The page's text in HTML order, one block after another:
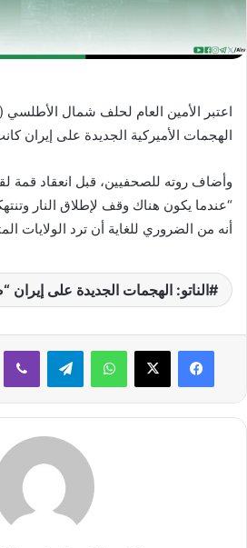
اعتبر الأمين العام لحلف شمال الأطلسي
الهجمات الأميركية ‌الجديدة على ‌إيران
وأضاف روته للصحفيين، ‌قبل ‌انعقاد ⁠قمة
“عندما يكون ⁠هناك وقف لإطلاق ⁠النار
أنه من الضروري للغاية أن ترد الولايات
الناتو: الهجمات الجديدة على إيران
واتساب تيلقرام